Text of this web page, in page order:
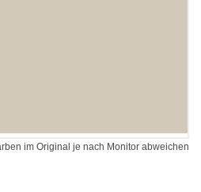
im Original je nach Monitor abweichen